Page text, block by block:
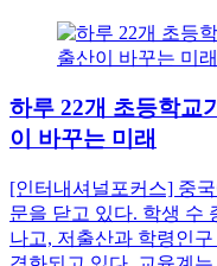
하루 22개 초등학교
이 바꾸는 미래
[인터내셔널포커스] 중
문을 닫고 있다. 학생 수
나고, 저출산과 학령인